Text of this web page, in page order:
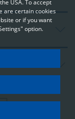
USA. To accept
are certain cookies
or if you want
option.
improve
does not identify
more
respect your
types of